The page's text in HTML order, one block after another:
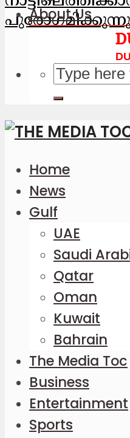
പുരോഗമിക്കുന്നു
About Us
Home
News
Gulf
UAE
Saudi
Qatar
Oman
Kuwait
Bahrain
The Media Toc
Business
Entertainment
Sports